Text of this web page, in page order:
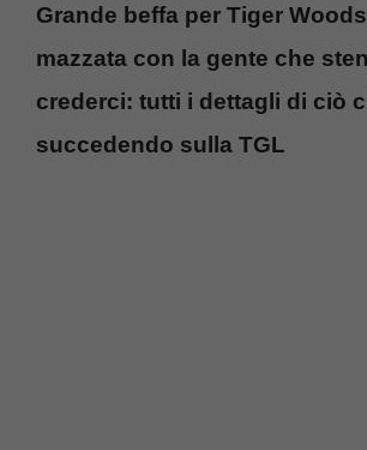
Grande beffa per Tiger
mazzata con la gente che
crederci: tutti i dettagli di ciò
succedendo sulla TGL